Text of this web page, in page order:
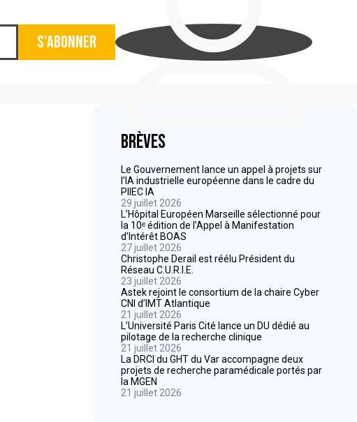
S'abonner
Brèves
Le Gouvernement lance un appel à projets sur
l’IA industrielle européenne dans le cadre du
PIIEC IA
29 juillet 2026
L’Hôpital Européen Marseille sélectionné pour
la 10ᵉ édition de l’Appel à Manifestation
d’Intérêt BOAS
27 juillet 2026
Christophe Derail est réélu Président du
Réseau C.U.R.I.E.
23 juillet 2026
Astek rejoint le consortium de la chaire Cyber
CNI d’IMT Atlantique
21 juillet 2026
L’Université Paris Cité lance un DU dédié au
pilotage de la recherche clinique
21 juillet 2026
La DRCI du GHT du Var accompagne deux
projets de recherche paramédicale portés par
la MGEN
21 juillet 2026